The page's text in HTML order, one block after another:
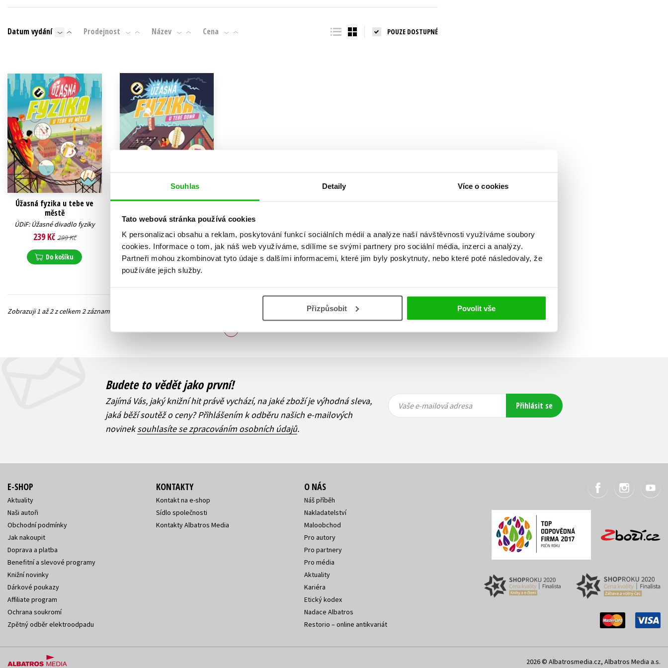
Souhlas Detaily Více o cookies
Tato webová stránka používá cookies
K personalizaci obsahu a reklam, poskytování funkcí sociálních médií a analýze naší návštěvnosti využíváme soubory
cookies. Informace o tom, jak náš web využíváme, sdílíme se svými partnery pro sociální média, inzerci a analýzy.
Partneři mohou zkombinovat tyto údaje s dalšími informacemi, které jim byly poskytnuty, nebo které poté následovaly, že
používáte jejich služby.
Přizpůsobit Povolit vše
Kalendáře
Komiks
Zahraniční literatura
Datum vydání Prodejnost Název Cena POUZE DOSTUPNÉ
Úžasná fyzika u tebe ve
městě
ÚDiF: Úžasné divadlo fyziky
239 Kč 299 Kč
Do košíku
Úžasná fyzika u tebe doma
ÚDiF: Úžasné divadlo fyziky
Do košíku
Zobraz záznamů
Zobrazuji 1 až 2 z celkem 2 záznamů
Budete to vědět jako první!
Zajímá Vás, jaký knižní hit právě vychází, na jaké zboží je výhodná sleva,
jaká běží soutěž o ceny? Přihlášením k odběru našich e-mailových
novineksouhlasíte se zpracováním osobních údajů.
Vaše e-
mailová
Vaše e-
mailová
Vaše e-mailová adresa Přihlásit se
E-SHOP
Aktuality
Naši autoři
Obchodní podmínky
Jak nakoupit
Doprava a platba
Benefitní a slevové programy
Knižní novinky
Dárkové poukazy
Affiliate program
Ochrana soukromí
Zpětný odběr elektroodpadu
KONTAKTY
Kontakt na e-shop
Sídlo společnosti
Kontakty Albatros Media
O NÁS
Náš příběh
Nakladatelství
Maloobchod
Pro autory
Pro partnery
Pro média
Aktuality
Kariéra
Etický kodex
Nadace Albatros
Restorio – online antikvariát
2026 © Albatrosmedia.cz, Albatros Media a.s.